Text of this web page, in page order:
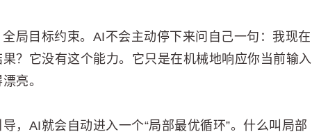
局目标约束。AI不会主动停下来问自己一句：我现在
？它没有这个能力。它只是在机械地响应你当前输入
亮。
，AI就会自动进入一个“局部最优循环”。什么叫局部